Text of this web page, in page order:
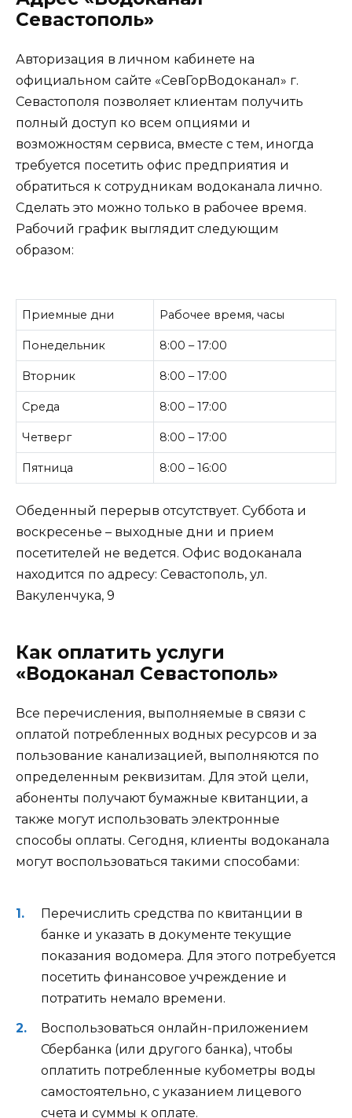
Севастополь»
Авторизация в личном кабинете на
официальном сайте «СевГорВодоканал» г.
Севастополя позволяет клиентам получить
полный доступ ко всем опциями и
возможностям сервиса, вместе с тем, иногда
требуется посетить офис предприятия и
обратиться к сотрудникам водоканала лично.
Сделать это можно только в рабочее время.
Рабочий график выглядит следующим
образом:
Приемные дни Рабочее время, часы
Понедельник 8:00 – 17:00
Вторник 8:00 – 17:00
Среда 8:00 – 17:00
Четверг 8:00 – 17:00
Пятница 8:00 – 16:00
Обеденный перерыв отсутствует. Суббота и
воскресенье – выходные дни и прием
посетителей не ведется. Офис водоканала
находится по адресу: Севастополь, ул.
Вакуленчука, 9
Как оплатить услуги
«Водоканал Севастополь»
Все перечисления, выполняемые в связи с
оплатой потребленных водных ресурсов и за
пользование канализацией, выполняются по
определенным реквизитам. Для этой цели,
абоненты получают бумажные квитанции, а
также могут использовать электронные
способы оплаты. Сегодня, клиенты водоканала
могут воспользоваться такими способами:
Перечислить средства по квитанции в
банке и указать в документе текущие
показания водомера. Для этого потребуется
посетить финансовое учреждение и
потратить немало времени.
Воспользоваться онлайн-приложением
Сбербанка (или другого банка), чтобы
оплатить потребленные кубометры воды
самостоятельно, с указанием лицевого
счета и суммы к оплате.